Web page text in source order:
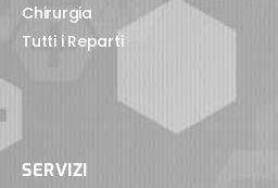
Chirurgia
Tutti i Reparti
SERVIZI